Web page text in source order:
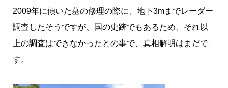
2009年に傾いた墓の修理の際に、地下3mまでレーダー
調査したそうですが、国の史跡でもあるため、それ以
上の調査はできなかったとの事で、真相解明はまだで
す。